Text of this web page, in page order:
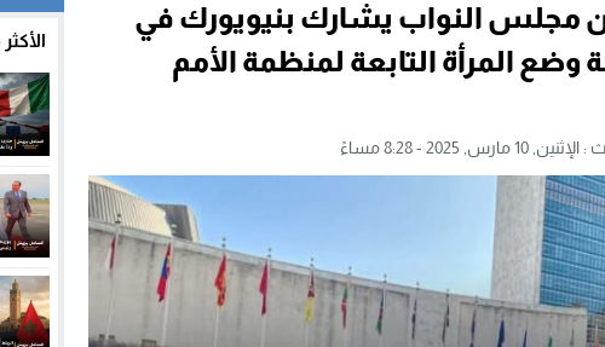
مجلس النواب يشارك بنيويورك في
الدورة 68 للجنة وضع المرأة التابعة لمنظمة الأمم
: الإثنين, 10 مارس, 2025 - 8:28 مساءً